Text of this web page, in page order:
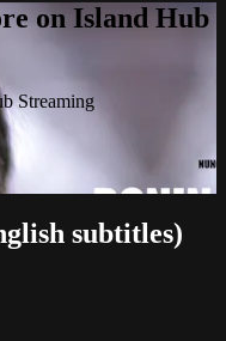
on Island Hub
Streaming
subtitles)